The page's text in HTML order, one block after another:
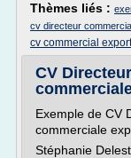
Thèmes liés :
cv directeur
cv commercial
CV
Exemple de CV
commerciale
Stéphanie